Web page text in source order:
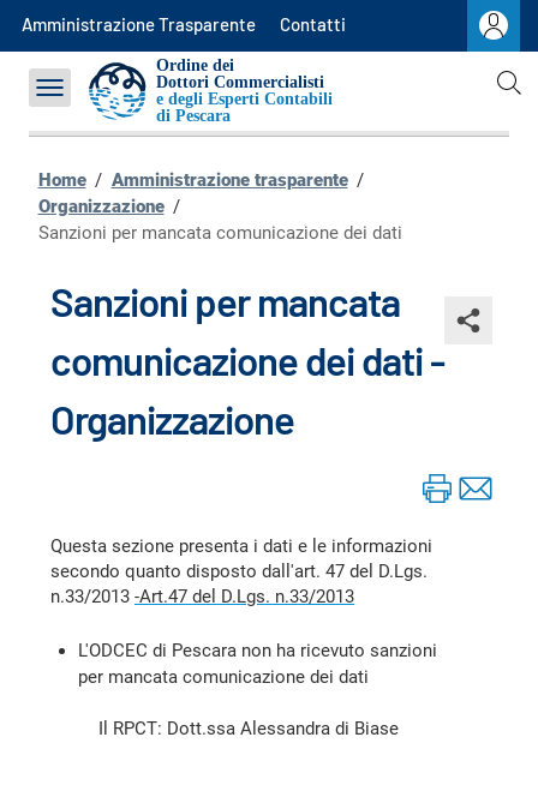
Amministrazione Trasparente Contatti
Ordine dei
Dottori Commercialisti
e degli Esperti Contabili
di Pescara
Commissioni
OCC
Contatti
Home / Amministrazione trasparente /
Organizzazione /
Sanzioni per mancata comunicazione dei dati
Sanzioni per mancata
comunicazione dei dati -
Organizzazione
Questa sezione presenta i dati e le informazioni
secondo quanto disposto dall'art. 47 del D.Lgs.
n.33/2013 -Art.47 del D.Lgs. n.33/2013
L'ODCEC di Pescara non ha ricevuto sanzioni
per mancata comunicazione dei dati
Il RPCT: Dott.ssa Alessandra di Biase